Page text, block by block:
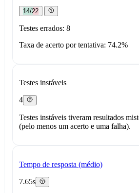
14/22
Testes errados: 8
Taxa de acerto por tentativa: 74.2%
Testes instáveis
4
Testes instáveis tiveram resultados
(pelo menos um acerto e uma falha).
Tempo de resposta (médio)
7.65s